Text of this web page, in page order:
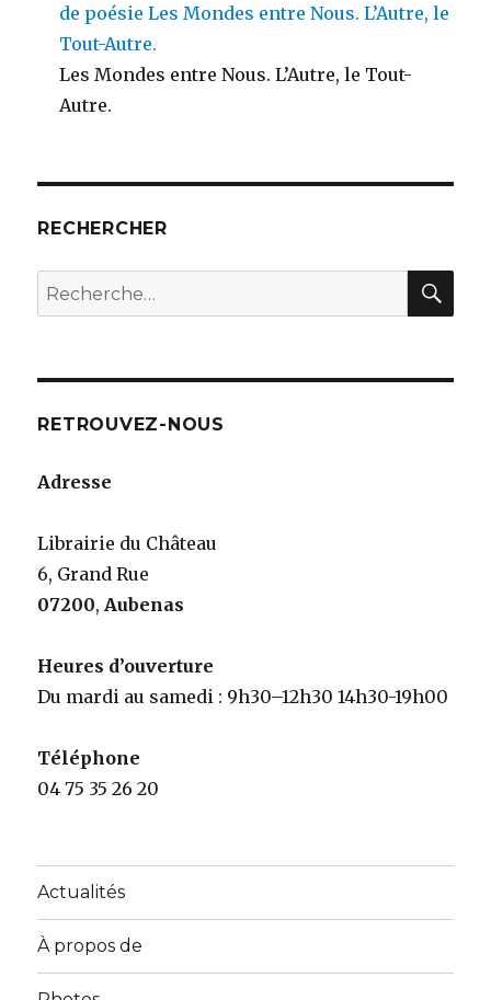
de poésie Les Mondes entre Nous. L’Autre, le
Tout-Autre.
Les Mondes entre Nous. L’Autre, le Tout-
Autre.
RECHERCHER
Recherche
pour
RETROUVEZ-NOUS
Adresse
Librairie du Château
6, Grand Rue
07200, Aubenas
Heures d’ouverture
Du mardi au samedi : 9h30–12h30 14h30-19h00
Téléphone
04 75 35 26 20
Actualités
À propos de